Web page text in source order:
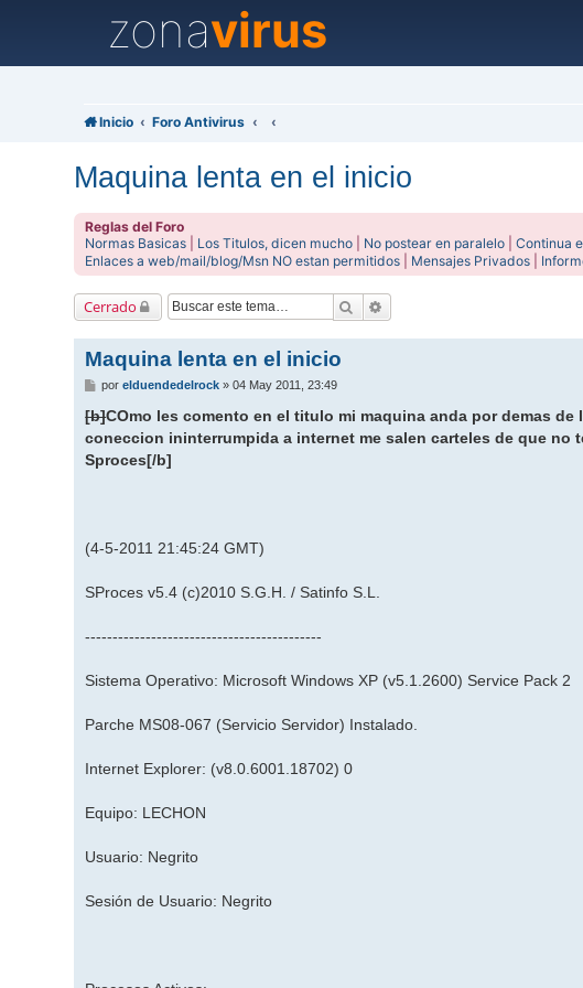
zonavirus
Inicio Foro Antivirus
Maquina lenta en el inicio
Reglas del Foro
Normas Basicas
Los Titulos, dicen mucho No postear en paralelo |Continua
Enlaces a web/mail/blog/Msn NO estan permitidos
Mensajes Privados
Cerrado Buscar
Maquina lenta en el inicio
M
n
s
a
j
e
porelduendedelrock »04 May 2011, 23:49
[b]COmo les comento en el titulo mi maquina anda por demas
coneccion ininterrumpida a internet me salen carteles de que
Sproces[/b]
(4-5-2011 21:45:24 GMT)
SProces v5.4 (c)2010 S.G.H. / Satinfo S.L.
-------------------------------------------
Sistema Operativo: Microsoft Windows XP (v5.1.2600) Service Pack 2
Parche MS08-067 (Servicio Servidor) Instalado.
Internet Explorer: (v8.0.6001.18702) 0
Equipo: LECHON
Usuario: Negrito
Sesión de Usuario: Negrito